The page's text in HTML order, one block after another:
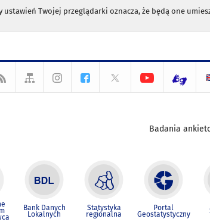
Twojej przeglądarki oznacza, że będą one
Badania
Bank Danych
Lokalnych
Statystyka
regionalna
Portal
Geostatystyczny